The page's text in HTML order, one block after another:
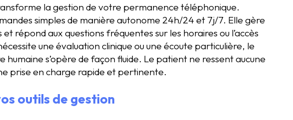
la gestion de votre permanence téléphonique.
simples de manière autonome 24h/24 et 7j/7. Elle gère
répond aux questions fréquentes sur les horaires ou l’accès
une évaluation clinique ou une écoute particulière, le
humaine s’opère de façon fluide. Le patient ne ressent aucune
prise en charge rapide et pertinente.
outils de gestion